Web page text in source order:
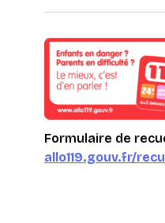
Formulaire de
allo119.gouv.fr/